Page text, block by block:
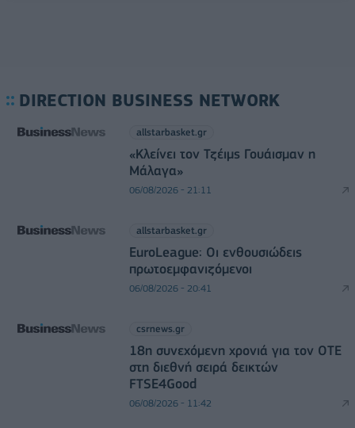
DIRECTION BUSINESS NETWORK
allstarbasket.gr
«Κλείνει τον Τζέιμς Γουάισμαν η
Μάλαγα»
06/08/2026 - 21:11
allstarbasket.gr
EuroLeague: Οι ενθουσιώδεις
πρωτοεμφανιζόμενοι
06/08/2026 - 20:41
csrnews.gr
18η συνεχόμενη χρονιά για τον ΟΤΕ
στη διεθνή σειρά δεικτών
FTSE4Good
06/08/2026 - 11:42